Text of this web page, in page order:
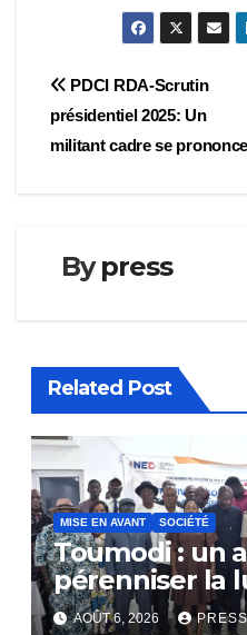
Navigation
de
PDCI RDA-Scrutin
présidentiel 2025: Un
militant cadre se prononce
Bypress
Related Post
MISE EN AVANT SOCIÉTÉ
Toumodi : un
pérenniser la
AOÛT 6, 2026 PRESS